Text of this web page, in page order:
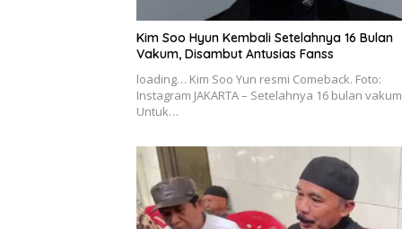
Kim Soo Hyun Kembali Setelahnya 16 Bulan
Vakum, Disambut Antusias Fanss
loading… Kim Soo Yun resmi Comeback. Foto:
Instagram JAKARTA – Setelahnya 16 bulan vakum
Untuk…